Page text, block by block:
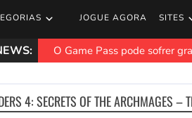
JOGUE AGORA SITES
O Game Pass pode sofrer
4: SECRETS OF THE ARCHMAGES –